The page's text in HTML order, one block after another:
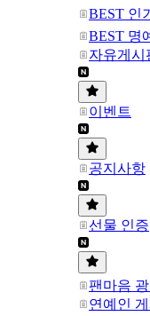
BEST 인
BEST 명
자유게시
이벤트
공지사항
선물 인증
팬마음
연예인